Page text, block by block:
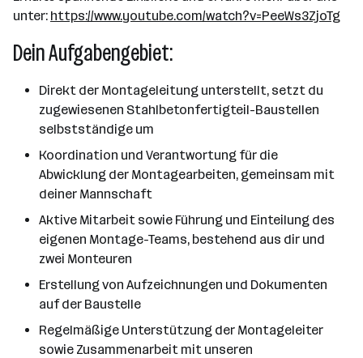
unter: https://www.youtube.com/watch?v=PeeWs3ZjoTg
Dein Aufgabengebiet:
Direkt der Montageleitung unterstellt, setzt du
zugewiesenen Stahlbetonfertigteil-Baustellen
selbstständige um
Koordination und Verantwortung für die
Abwicklung der Montagearbeiten, gemeinsam mit
deiner Mannschaft
Aktive Mitarbeit sowie Führung und Einteilung des
eigenen Montage-Teams, bestehend aus dir und
zwei Monteuren
Erstellung von Aufzeichnungen und Dokumenten
auf der Baustelle
Regelmäßige Unterstützung der Montageleiter
sowie Zusammenarbeit mit unseren